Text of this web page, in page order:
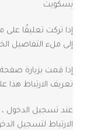
بسكويت
إذا تركت تعليقًا
إلى ملء التفاصيل
إذا قمت بزيارة
تعريف الارتباط
عند تسجيل الدخول
الارتباط لتسجيل